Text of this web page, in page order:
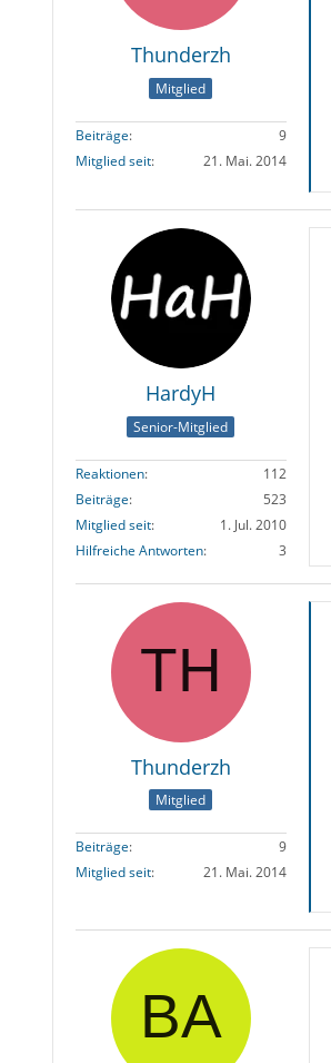
Thunderzh
Mitglied
Beiträge
9
Mitglied seit
21. Mai. 2014
HardyH
Senior-Mitglied
Reaktionen
112
Beiträge
523
Mitglied seit
1. Jul. 2010
Hilfreiche Antworten
3
Thunderzh
Mitglied
Beiträge
9
Mitglied seit
21. Mai. 2014